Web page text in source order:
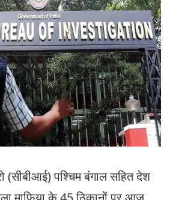
(सीबीआई) पश्चिम बंगाल सहित देश